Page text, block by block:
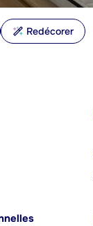
Redécorer